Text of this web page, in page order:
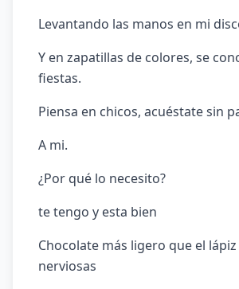
Levantando las manos en mi
Y en zapatillas de colores, se
fiestas.
Piensa en chicos, acuéstate sin
A mi.
¿Por qué lo necesito?
te tengo y esta bien
Chocolate más ligero que el
nerviosas